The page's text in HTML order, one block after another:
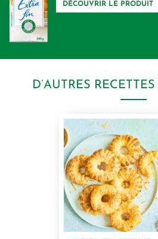
DÉCOUVRIR LE PRODUIT
D’AUTRES